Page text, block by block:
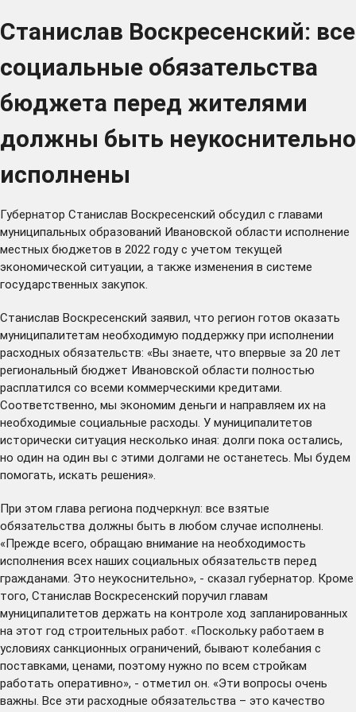
Станислав Воскресенский: все
социальные обязательства
бюджета перед жителями
должны быть неукоснительно
исполнены
Губернатор Станислав Воскресенский обсудил с главами
муниципальных образований Ивановской области исполнение
местных бюджетов в 2022 году с учетом текущей
экономической ситуации, а также изменения в системе
государственных закупок.
Станислав Воскресенский заявил, что регион готов оказать
муниципалитетам необходимую поддержку при исполнении
расходных обязательств: «Вы знаете, что впервые за 20 лет
региональный бюджет Ивановской области полностью
расплатился со всеми коммерческими кредитами.
Соответственно, мы экономим деньги и направляем их на
необходимые социальные расходы. У муниципалитетов
исторически ситуация несколько иная: долги пока остались,
но один на один вы с этими долгами не останетесь. Мы будем
помогать, искать решения».
При этом глава региона подчеркнул: все взятые
обязательства должны быть в любом случае исполнены.
«Прежде всего, обращаю внимание на необходимость
исполнения всех наших социальных обязательств перед
гражданами. Это неукоснительно», - сказал губернатор. Кроме
того, Станислав Воскресенский поручил главам
муниципалитетов держать на контроле ход запланированных
на этот год строительных работ. «Поскольку работаем в
условиях санкционных ограничений, бывают колебания с
поставками, ценами, поэтому нужно по всем стройкам
работать оперативно», - отметил он. «Эти вопросы очень
важны. Все эти расходные обязательства – это качество